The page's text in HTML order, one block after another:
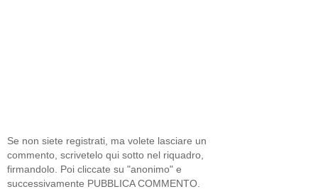
Se non siete registrati, ma volete lasciare un
commento, scrivetelo qui sotto nel riquadro,
firmandolo. Poi cliccate su "anonimo" e
successivamente PUBBLICA COMMENTO.